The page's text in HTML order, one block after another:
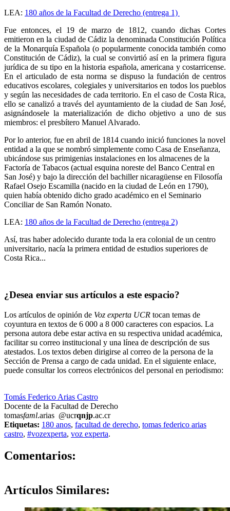
LEA: 180 años de la Facultad de Derecho (entrega 1)
Fue entonces, el 19 de marzo de 1812, cuando dichas Cortes
emitieron en la ciudad de Cádiz la denominada Constitución Política
de la Monarquía Española (o popularmente conocida también como
Constitución de Cádiz), la cual se convirtió así en la primera figura
jurídica de su tipo en la historia española, americana y costarricense.
En el articulado de esta norma se dispuso la fundación de centros
educativos escolares, colegiales y universitarios en todos los pueblos
y según las necesidades de cada territorio. En el caso de Costa Rica,
ello se canalizó a través del ayuntamiento de la ciudad de San José,
asignándosele la materialización de dicho objetivo a uno de sus
miembros: el presbítero Manuel Alvarado.
Por lo anterior, fue en abril de 1814 cuando inició funciones la novel
entidad a la que se nombró simplemente como Casa de Enseñanza,
ubicándose sus primigenias instalaciones en los almacenes de la
Factoría de Tabacos (actual esquina noreste del Banco Central en
San José) y bajo la dirección del bachiller nicaragüense en Filosofía
Rafael Osejo Escamilla (nacido en la ciudad de León en 1790),
quien había obtenido dicho grado académico en el Seminario
Conciliar de San Ramón Nonato.
LEA: 180 años de la Facultad de Derecho (entrega 2)
Así, tras haber adolecido durante toda la era colonial de un centro
universitario, nacía la primera entidad de estudios superiores de
Costa Rica...
¿Desea enviar sus artículos a este espacio?
Los artículos de opinión de Voz experta UCR tocan temas de
coyuntura en textos de 6 000 a 8 000 caracteres con espacios. La
persona autora debe estar activa en su respectiva unidad académica,
facilitar su correo institucional y una línea de descripción de sus
atestados. Los textos deben dirigirse al correo de la persona de la
Sección de Prensa a cargo de cada unidad. En el siguiente enlace,
puede consultar los correos electrónicos del personal en periodismo:
Tomás Federico Arias Castro
Docente de la Facultad de Derecho
tomasfaml.arias @ucrqnjp.ac.cr
Etiquetas: 180 anos, facultad de derecho, tomas federico arias
castro, #vozexperta, voz experta.
Comentarios:
Artículos Similares: